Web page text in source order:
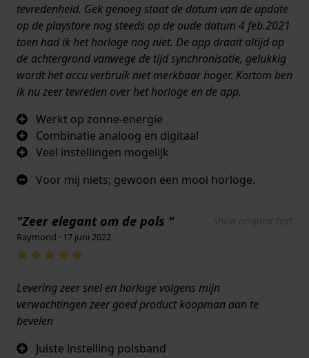
tevredenheid. Gek genoeg staat de datum van de update
op de playstore nog steeds op de oude datum 4 feb.2021
toen had ik het horloge nog niet. De app draait altijd op
de achtergrond vanwege de tijd synchronisatie, gelukkig
wordt het accu verbruik niet merkbaar hoger. Kortom ben
ik nu zeer tevreden over het horloge en de app.
Werkt op zonne-energie
Combinatie analoog en digitaal
Veel instellingen mogelijk
Voor mij niets; gewoon een mooi horloge.
"Zeer elegant om de pols " Show original text
Raymond · 17 juni 2022
Levering zeer snel en horloge volgens mijn
verwachtingen zeer goed product koopman aan te
bevelen
Juiste instelling polsband